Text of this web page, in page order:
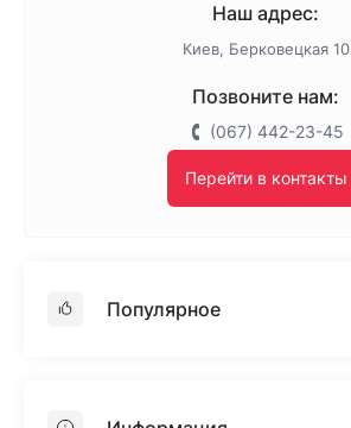
Наш адрес:
Киев, Берковецкая 10
Позвоните нам:
(067) 442-23-45
Перейти в контакты
Популярное